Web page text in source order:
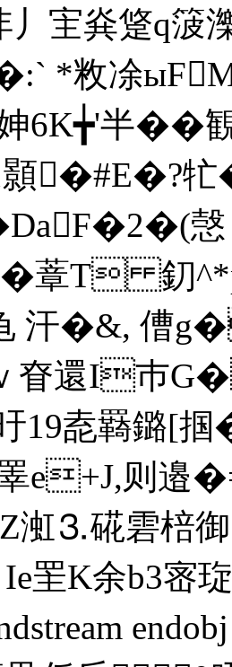
丿宔烡跾q箥
*敉凃
6K╈'半��
�#E�?牤�:
蔁T
汗�&, 傮
眘還I巿
唟羇鏴[
e+J,则邉
Z渱⒊硴雼
K余b3宻琁